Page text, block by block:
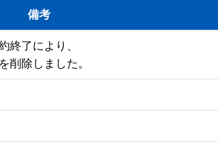
備考
終了により、
削除しました。